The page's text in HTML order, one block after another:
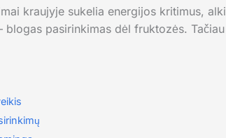
kraujyje sukelia energijos kritimus,
blogas pasirinkimas dėl fruktozės.